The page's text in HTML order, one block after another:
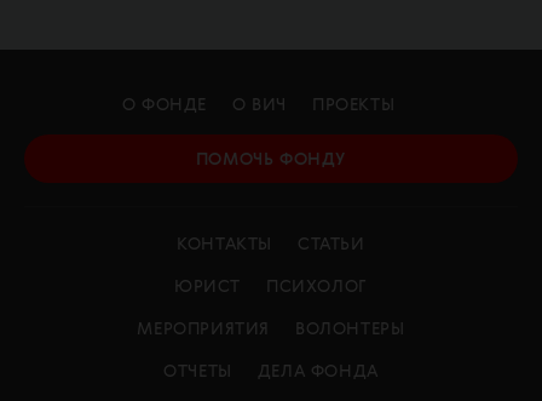
О ФОНДЕ О ВИЧ ПРОЕКТЫ
ПОМОЧЬ ФОНДУ
КОНТАКТЫ СТАТЬИ
ЮРИСТ ПСИХОЛОГ
МЕРОПРИЯТИЯ ВОЛОНТЕРЫ
ОТЧЕТЫ ДЕЛА ФОНДА